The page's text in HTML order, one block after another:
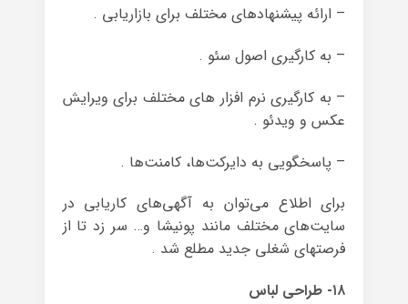
– ارائه پیشنهاد‌های مختلف برای بازاریابی .
– به کارگیری اصول سئو .
– به کارگیری نرم افزار های مختلف برای ویرایش
عکس و ویدئو .
– پاسخگویی به دایرکت‌ها، کامنت‌ها .
برای اطلاع می‌توان به آگهی‌های کاریابی در
سایت‌های مختلف مانند پونیشا و… سر زد تا از
فرصتهای شغلی جدید مطلع شد .
۱۸- طراحی لباس